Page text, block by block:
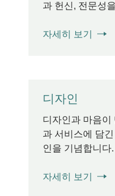
과 헌신, 전문성
자세히 보기
디자인
디자인과 마음이
과 서비스에 담
인을 기념합니다.
자세히 보기